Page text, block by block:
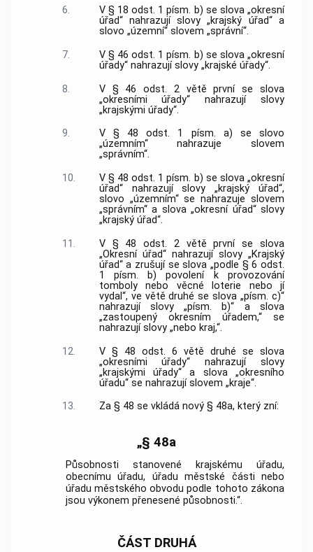
6.
V § 18 odst. 1 písm. b) se slova „okresní
úřad“ nahrazují slovy „krajský úřad“ a
slovo „územní“ slovem „správní“.
7.
V § 46 odst. 1 písm. b) se slova „okresní
úřady“ nahrazují slovy „krajské úřady“.
8.
V § 46 odst. 2 větě první se slova
„okresními úřady“ nahrazují slovy
„krajskými úřady“.
9.
V § 48 odst. 1 písm. a) se slovo
„územním“ nahrazuje slovem
„správním“.
10.
V § 48 odst. 1 písm. b) se slova „okresní
úřad“ nahrazují slovy „krajský úřad“,
slovo „územním“ se nahrazuje slovem
„správním“ a slova „okresní úřad“ slovy
„krajský úřad“.
11.
V § 48 odst. 2 větě první se slova
„Okresní úřad“ nahrazují slovy „Krajský
úřad“ a zrušují se slova „podle § 6 odst.
1 písm. b) povolení k provozování
tomboly nebo věcné loterie nebo jí
vydal“, ve větě druhé se slova „písm. c)“
nahrazují slovy „písm. b)“ a slova
„zastoupený okresním úřadem,“ se
nahrazují slovy „nebo kraj,“.
12.
V § 48 odst. 6 větě druhé se slova
„okresními úřady“ nahrazují slovy
„krajskými úřady“ a slova „okresního
úřadu“ se nahrazují slovem „kraje“.
13.
Za § 48 se vkládá nový § 48a, který zní:
„§ 48a
Působnosti stanovené krajskému úřadu,
obecnímu úřadu, úřadu městské části nebo
úřadu městského obvodu podle tohoto zákona
jsou výkonem přenesené působnosti.“.
ČÁST DRUHÁ